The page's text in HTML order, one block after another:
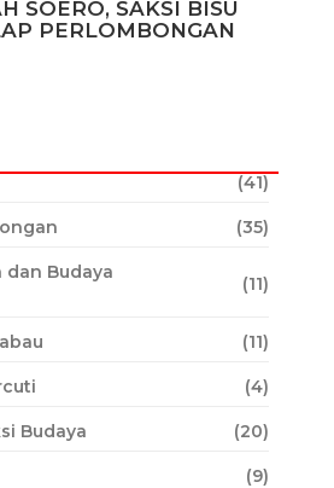
SOERO, SAKSI BISU
PERLOMBONGAN
(41)
(35)
dan Budaya
(11)
(11)
(4)
Budaya (20)
(9)